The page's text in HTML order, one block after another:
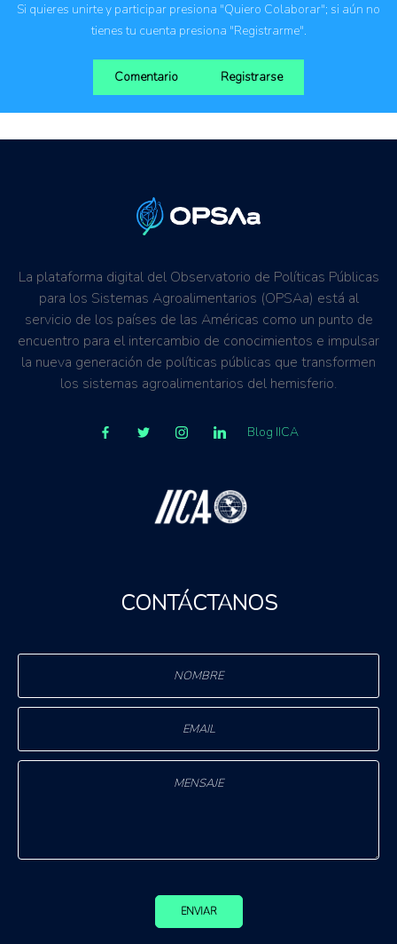
Si quieres unirte y participar presiona "Quiero Colaborar"; si aún no
tienes tu cuenta presiona "Registrarme".
Comentario Registrarse
La plataforma digital del Observatorio de Políticas Públicas
para los Sistemas Agroalimentarios (OPSAa) está al
servicio de los países de las Américas como un punto de
encuentro para el intercambio de conocimientos e impulsar
la nueva generación de políticas públicas que transformen
los sistemas agroalimentarios del hemisferio.
Blog IICA
CONTÁCTANOS
ENVIAR